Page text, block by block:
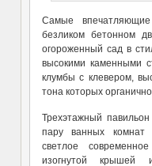
Самые
безликом бетонном
огороженный сад в
высокими каменными
клумбы с клевером,
тона которых
Трехэтажный
пару ванных комнат
светлое
изогнутой крышей